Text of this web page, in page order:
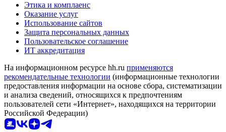
Этика и комплаенс
Оказание услуг
Использование сайтов
Защита персональных данных
Пользовательское соглашение
ИТ аккредитация
На информационном ресурсе hh.ru применяются
рекомендательные технологии (информационные технологии
предоставления информации на основе сбора, систематизации
и анализа сведений, относящихся к предпочтениям
пользователей сети «Интернет», находящихся на территории
Российской Федерации)